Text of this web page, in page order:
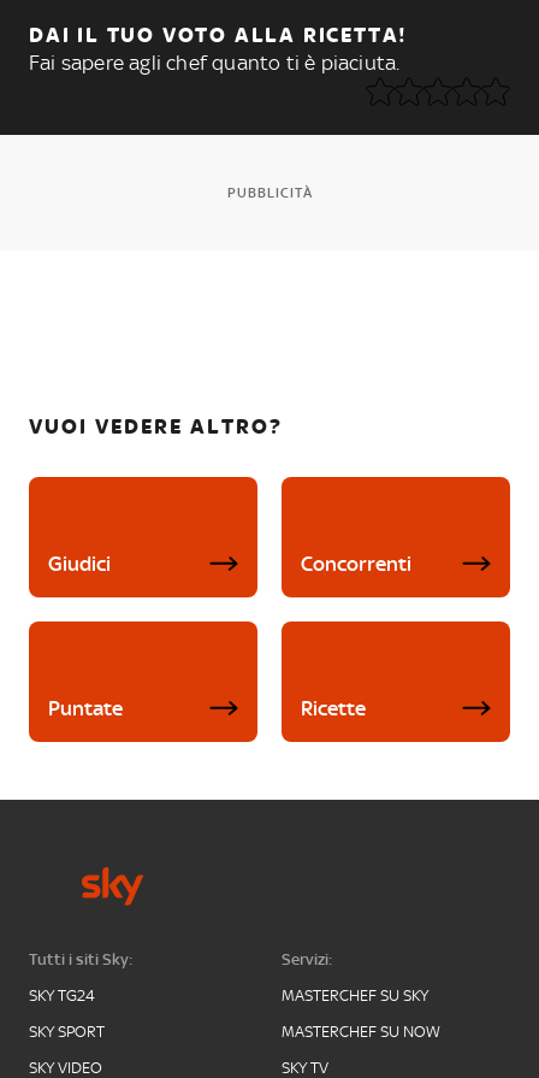
DAI IL TUO VOTO ALLA RICETTA!
Fai sapere agli chef quanto ti è piaciuta.
PUBBLICITÀ
VUOI VEDERE ALTRO?
Giudici Concorrenti
Puntate Ricette
Tutti i siti Sky:
SKY TG24
SKY SPORT
SKY VIDEO
Servizi:
MASTERCHEF SU SKY
MASTERCHEF SU NOW
SKY TV